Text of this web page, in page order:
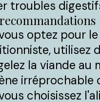
troubles
optez pour
utilisez
la viande au
irréprochable
choisissez